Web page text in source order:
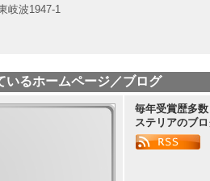
岐波1947-1
るホームページ／ブログ
毎年受賞歴多
ステリアのブ